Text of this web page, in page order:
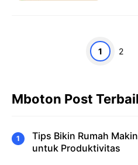
Halaman
1 Halaman
2
Mboton Post
Tips Bikin Rumah
untuk Produktivitas